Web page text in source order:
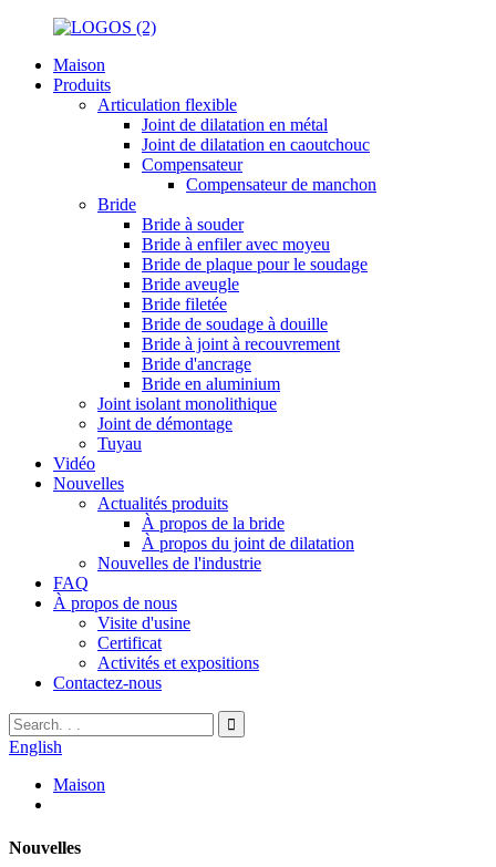
Maison
Produits
Articulation flexible
Joint de dilatation en métal
Joint de dilatation en caoutchouc
Compensateur
Compensateur de manchon
Bride
Bride à souder
Bride à enfiler avec moyeu
Bride de plaque pour le soudage
Bride aveugle
Bride filetée
Bride de soudage à douille
Bride à joint à recouvrement
Bride d'ancrage
Bride en aluminium
Joint isolant monolithique
Joint de démontage
Tuyau
Vidéo
Nouvelles
Actualités produits
À propos de la bride
À propos du joint de dilatation
Nouvelles de l'industrie
FAQ
À propos de nous
Visite d'usine
Certificat
Activités et expositions
Contactez-nous
English
Maison
Nouvelles